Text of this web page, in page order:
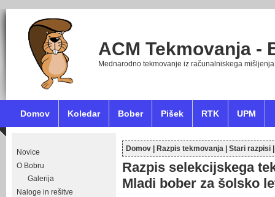
ACM Tekmovanja -
Mednarodno tekmovanje iz računalniskega mišljenja
Domov Koledar Bober Pišek RTK UPM
Novice
O Bobru
Galerija
Naloge in rešitve
Nahajate se tukaj
Domov Razpis tekmovanja Stari razpisi
Razpis selekcijskega
Mladi bober za šolsko